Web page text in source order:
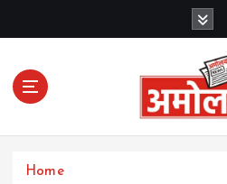
c
Amolak News
Home